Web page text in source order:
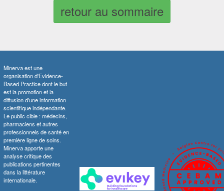
retour au sommaire
Minerva est une
organisation d'Evidence-
Based Practice dont le but
est la promotion et la
diffusion d'une information
scientifique indépendante.
Le public cible : médecins,
pharmaciens et autres
professionnels de santé en
première ligne de soins.
Minerva apporte une
analyse critique des
publications pertinentes
dans la littérature
internationale.